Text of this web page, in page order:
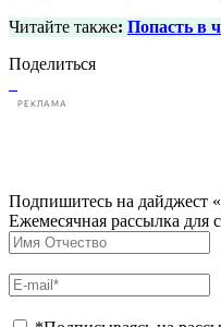
Читайте также: Попасть в
Поделиться
РЕКЛАМА
Подпишитесь на
Ежемесячная рассылка для